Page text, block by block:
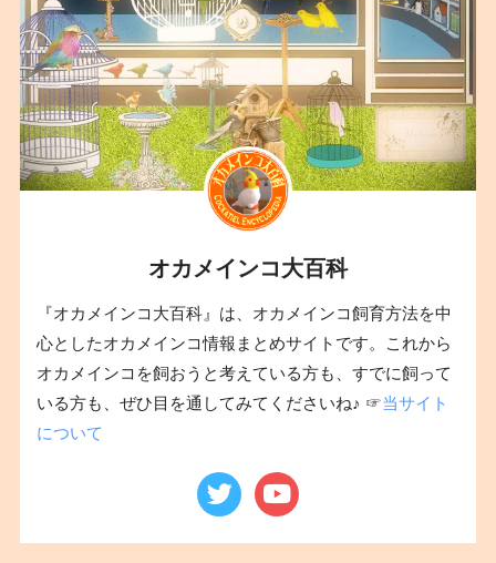
オカメインコ大百科
『オカメインコ大百科』は、オカメインコ飼育方法を中
心としたオカメインコ情報まとめサイトです。これから
オカメインコを飼おうと考えている方も、すでに飼って
いる方も、ぜひ目を通してみてくださいね♪ ☞当サイト
について